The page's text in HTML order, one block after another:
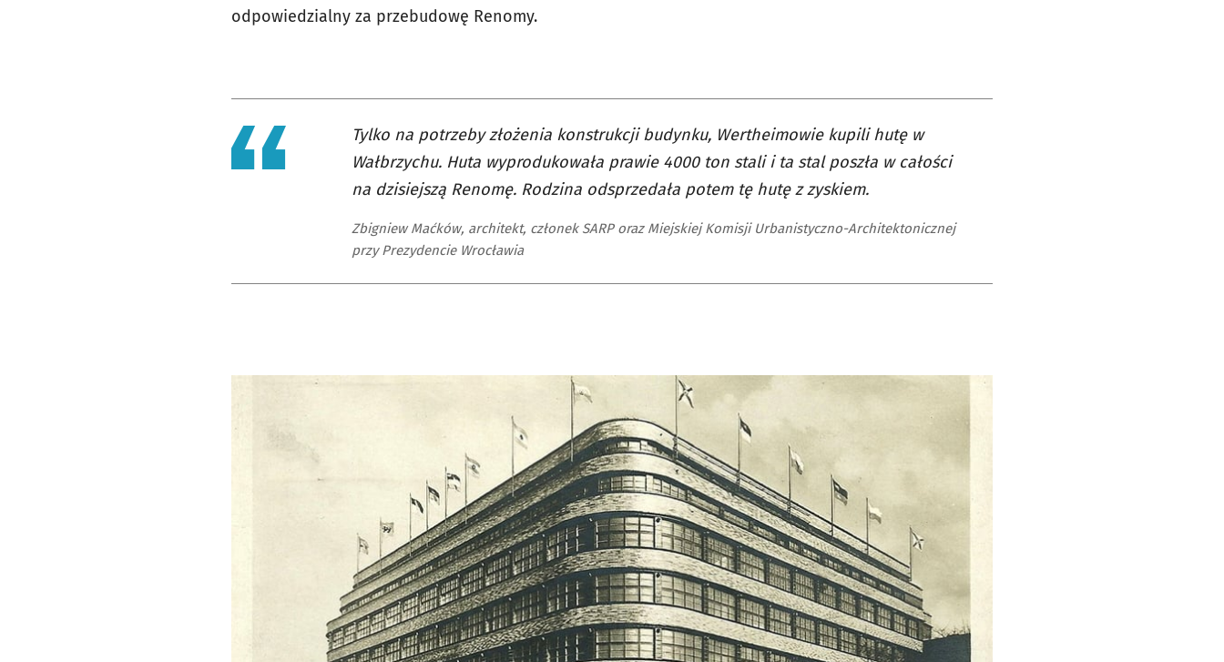
odpowiedzialny za przebudowę Renomy.
Tylko na potrzeby złożenia konstrukcji budynku, Wertheimowie kupili hutę w
Wałbrzychu. Huta wyprodukowała prawie 4000 ton stali i ta stal poszła w całości
na dzisiejszą Renomę. Rodzina odsprzedała potem tę hutę z zyskiem.
Zbigniew Maćków, architekt, członek SARP oraz Miejskiej Komisji Urbanistyczno-Architektonicznej
przy Prezydencie Wrocławia